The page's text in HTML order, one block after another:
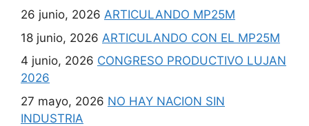
26 junio, 2026 ARTICULANDO MP25M
18 junio, 2026 ARTICULANDO CON EL MP25M
4 junio, 2026 CONGRESO PRODUCTIVO LUJAN
2026
27 mayo, 2026 NO HAY NACION SIN
INDUSTRIA